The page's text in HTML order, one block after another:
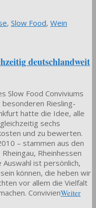
, Slow Food, Wein
deutschlandweit
Slow Food Conviviums
Riesling-
hatte die Idee, alle
sechs
und zu bewerten.
– stammen aus den
Rheinhessen
Auswahl ist persönlich,
können, die heben wir
vor allem die Vielfalt
ConvivienWeiter